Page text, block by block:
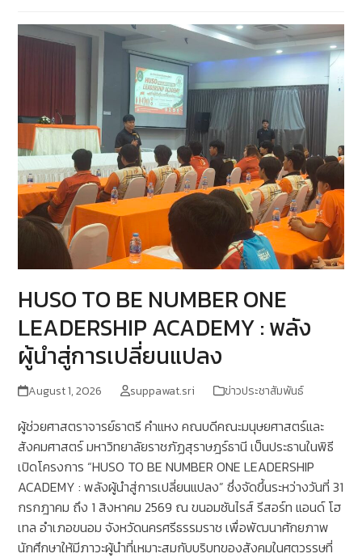
HUSO TO BE NUMBER ONE
LEADERSHIP ACADEMY : พลัง
ผู้นำสู่การเปลี่ยนแปลง
August 1, 2026 suppawat.sri ข่าวประชาสัมพันธ์
ผู้ช่วยศาสตราจารย์ธาตรี คำแหง คณบดีคณะมนุษยศาสตร์และ
สังคมศาสตร์ มหาวิทยาลัยราชภัฏสุราษฎร์ธานี เป็นประธานในพิธี
เปิดโครงการ “HUSO TO BE NUMBER ONE LEADERSHIP
ACADEMY : พลังผู้นำสู่การเปลี่ยนแปลง” ซึ่งจัดขึ้นระหว่างวันที่ 31
กรกฎาคม ถึง 1 สิงหาคม 2569 ณ ขนอมซันไรส์ รีสอร์ท แอนด์ โฮ
เทล อำเภอขนอม จังหวัดนครศรีธรรมราช เพื่อพัฒนาศักยภาพ
นักศึกษาให้มีภาวะผู้นำที่เหมาะสมกับบริบทของสังคมในศตวรรษที่